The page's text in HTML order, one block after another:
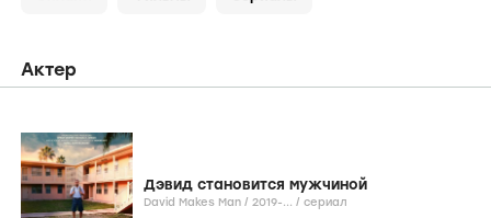
Актер
Дэвид становится мужчиной
David Makes Man / 2019-... / сериал